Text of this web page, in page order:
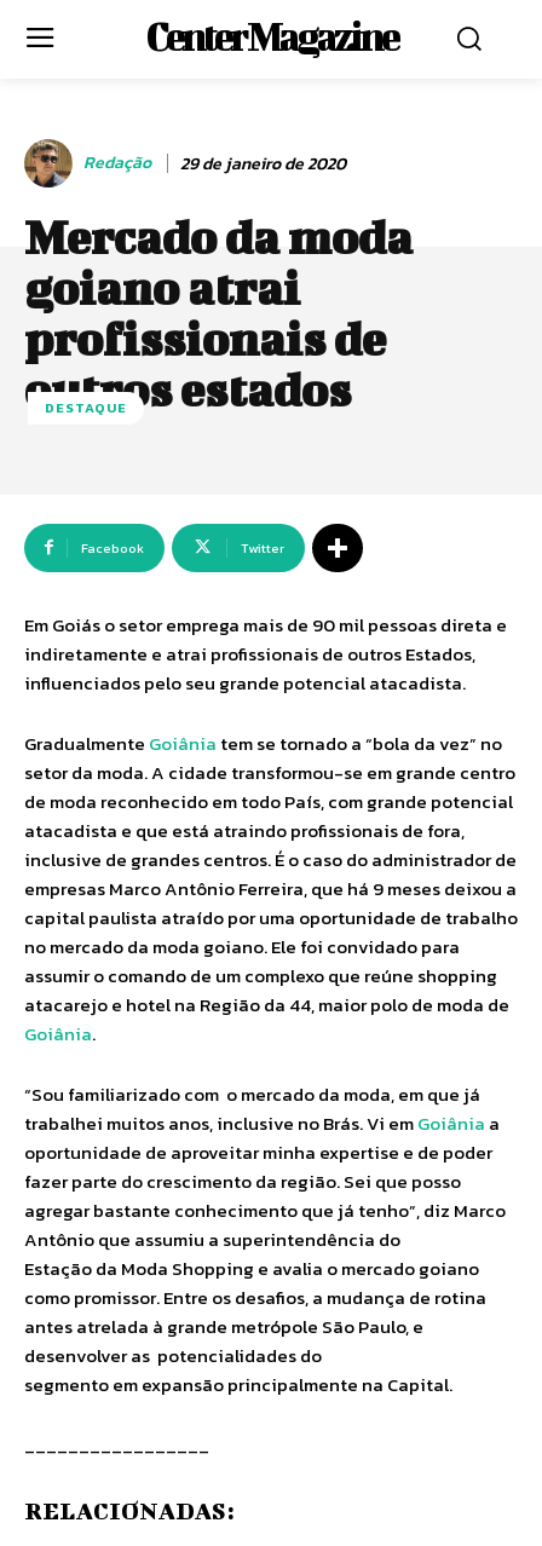
Center Magazine
Redação 29 de janeiro de 2020
Mercado da moda
goiano atrai
profissionais de
outros estados
DESTAQUE
Facebook Twitter
Em Goiás o setor emprega mais de 90 mil pessoas direta e
indiretamente e atrai profissionais de outros Estados,
influenciados pelo seu grande potencial atacadista.
Gradualmente Goiânia tem se tornado a “bola da vez” no
setor da moda. A cidade transformou-se em grande centro
de moda reconhecido em todo País, com grande potencial
atacadista e que está atraindo profissionais de fora,
inclusive de grandes centros. É o caso do administrador de
empresas Marco Antônio Ferreira, que há 9 meses deixou a
capital paulista atraído por uma oportunidade de trabalho
no mercado da moda goiano. Ele foi convidado para
assumir o comando de um complexo que reúne shopping
atacarejo e hotel na Região da 44, maior polo de moda de
Goiânia.
“Sou familiarizado com o mercado da moda, em que já
trabalhei muitos anos, inclusive no Brás. Vi emGoiânia a
oportunidade de aproveitar minha expertise e de poder
fazer parte do crescimento da região. Sei que posso
agregar bastante conhecimento que já tenho”, diz Marco
Antônio que assumiu a superintendência do
Estação da Moda Shopping e avalia o mercado goiano
como promissor. Entre os desafios, a mudança de rotina
antes atrelada à grande metrópole São Paulo, e
desenvolver as potencialidades do
segmento em expansão principalmente na Capital.
_________________
RELACIONADAS: